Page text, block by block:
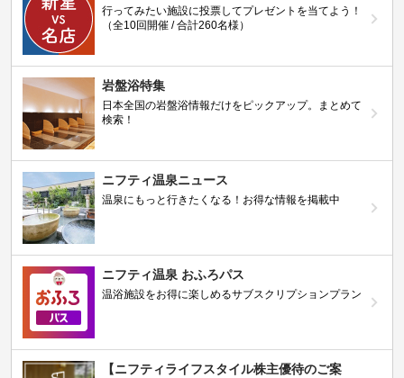
行ってみたい施設に投票してプレゼントを当てよう！
（全10回開催 / 合計260名様）
岩盤浴特集
日本全国の岩盤浴情報だけをピックアップ。まとめて
検索！
ニフティ温泉ニュース
温泉にもっと行きたくなる！お得な情報を掲載中
ニフティ温泉 おふろパス
温浴施設をお得に楽しめるサブスクリプションプラン
【ニフティライフスタイル株主優待のご案